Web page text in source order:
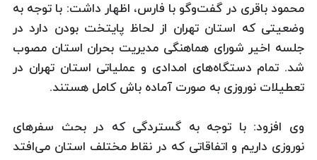
محمود باقری در گفت‌وگو با فارس، اظهار داشت: با توجه به
وضعیتی كه استان تهران از لحاظ پایتخت بودن دارد در
جلسه اخیر شورای هماهنگی مدیریت بحران استان مصوب
شد. تمام دستگاه‌های امدادی و عملیاتی استان تهران در
تعطیلات نوروزی به صورت آماده باش كامل هستند.
وی افزود: با توجه به گستردگی كه در بحث سفرهای
نوروزی داریم و اتفاقاتی كه در نقاط مختلف استان می‌افتد